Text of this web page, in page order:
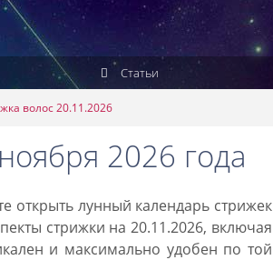
Статьи
волос 20.11.2026
2026 года
открыть лунный календарь стрижек
стрижки на 20.11.2026, включая
и максимально удобен по той